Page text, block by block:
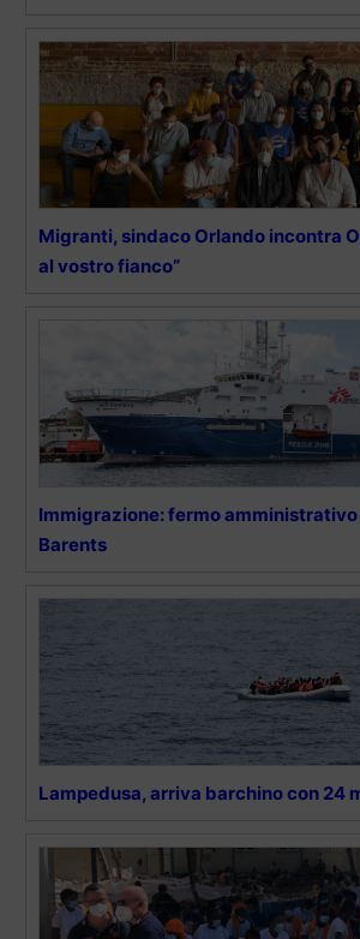
Migranti, sindaco Orlando incontra
al vostro fianco”
Immigrazione: fermo amministrativo
Barents
Lampedusa, arriva barchino con 24